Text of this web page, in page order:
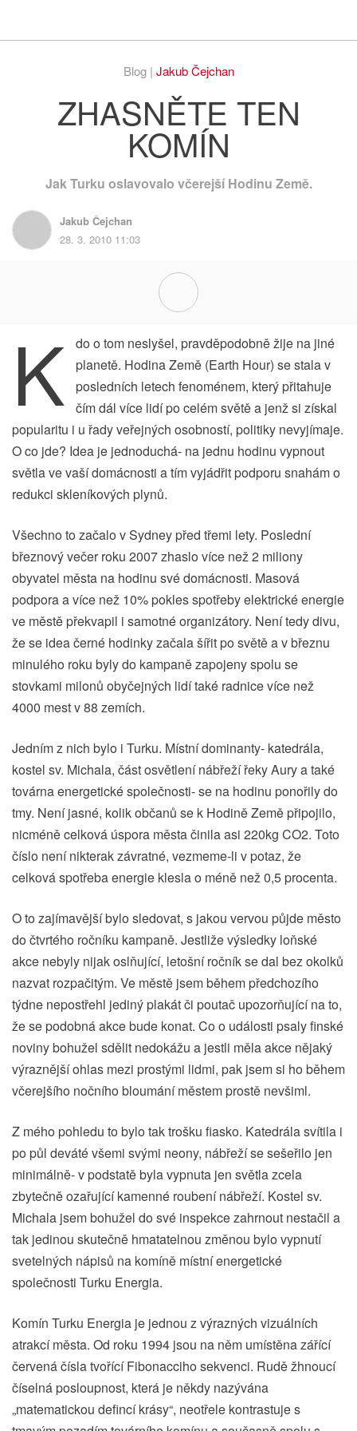
Blog | Jakub Čejchan
ZHASNĚTE TEN
KOMÍN
Jak Turku oslavovalo včerejší Hodinu Země.
Jakub Čejchan
28. 3. 2010 11:03
K
do o tom neslyšel, pravděpodobně žije na jiné
planetě. Hodina Země (Earth Hour) se stala v
posledních letech fenoménem, který přitahuje
čím dál více lidí po celém světě a jenž si získal
popularitu i u řady veřejných osobností, politiky nevyjímaje.
O co jde? Idea je jednoduchá- na jednu hodinu vypnout
světla ve vaší domácnosti a tím vyjádřit podporu snahám o
redukci skleníkových plynů.
Všechno to začalo v Sydney před třemi lety. Poslední
březnový večer roku 2007 zhaslo více než 2 miliony
obyvatel města na hodinu své domácnosti. Masová
podpora a více než 10% pokles spotřeby elektrické energie
ve městě překvapil i samotné organizátory. Není tedy divu,
že se idea černé hodinky začala šířit po světě a v březnu
minulého roku byly do kampaně zapojeny spolu se
stovkami milonů obyčejných lidí také radnice více než
4000 mest v 88 zemích.
Jedním z nich bylo i Turku. Místní dominanty- katedrála,
kostel sv. Michala, část osvětlení nábřeží řeky Aury a také
továrna energetické společnosti- se na hodinu ponořily do
tmy. Není jasné, kolik občanů se k Hodině Země připojilo,
nicméně celková úspora města činila asi 220kg CO2. Toto
číslo není nikterak závratné, vezmeme-li v potaz, že
celková spotřeba energie klesla o méně než 0,5 procenta.
O to zajímavější bylo sledovat, s jakou vervou půjde město
do čtvrtého ročníku kampaně. Jestliže výsledky loňské
akce nebyly nijak oslňující, letošní ročník se dal bez okolků
nazvat rozpačitým. Ve městě jsem během předchozího
týdne nepostřehl jediný plakát či poutač upozorňující na to,
že se podobná akce bude konat. Co o události psaly finské
noviny bohužel sdělit nedokážu a jestli měla akce nějaký
výraznější ohlas mezi prostými lidmi, pak jsem si ho během
včerejšího nočního bloumání městem prostě nevšiml.
Z mého pohledu to bylo tak trošku fiasko. Katedrála svítila i
po půl deváté všemi svými neony, nábřeží se sešeřilo jen
minimálně- v podstatě byla vypnuta jen světla zcela
zbytečně ozařující kamenné roubení nábřeží. Kostel sv.
Michala jsem bohužel do své inspekce zahrnout nestačil a
tak jedinou skutečně hmatatelnou změnou bylo vypnutí
svetelných nápisů na komíně místní energetické
společnosti Turku Energia.
Komín Turku Energia je jednou z výrazných vizuálních
atrakcí města. Od roku 1994 jsou na něm umístěna zářící
červená čísla tvořící Fibonacciho sekvenci. Rudě žhnoucí
číselná posloupnost, která je někdy nazývána
„matematickou defincí krásy“, neotřele kontrastuje s